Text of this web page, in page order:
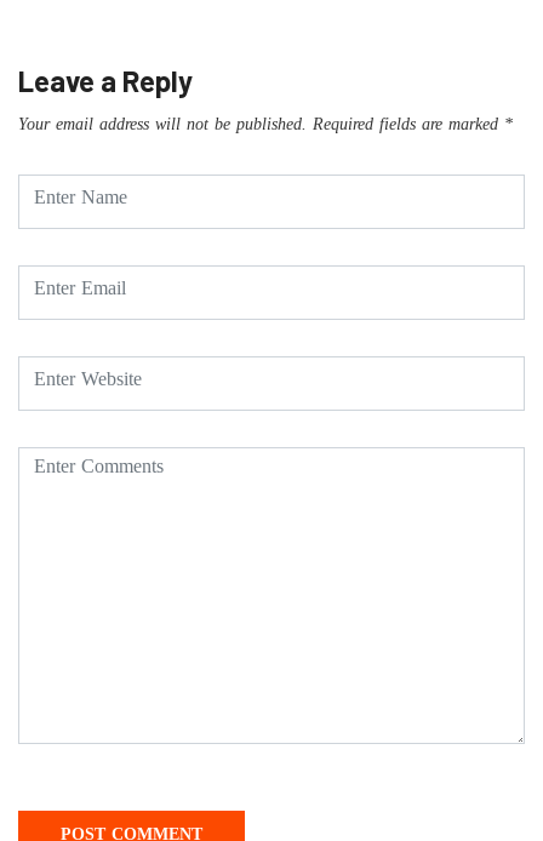
Leave a Reply
Your email address will not be published. Required fields are marked *